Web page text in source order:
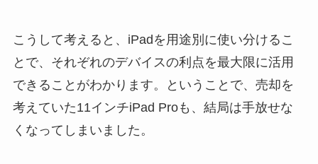
こうして考えると、iPadを用途別に使い分けるこ
とで、それぞれのデバイスの利点を最大限に活用
できることがわかります。ということで、売却を
考えていた11インチiPad Proも、結局は手放せな
くなってしまいました。